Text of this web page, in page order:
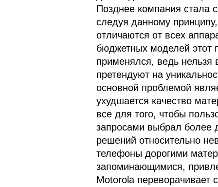
Позднее компания стала
следуя данному
отличаются от всех
бюджетных моделей этот
применялся, ведь нельзя
претендуют на
основной проблемой
ухудшается качество
все для того, чтобы
запросами выбрал более
решений относительно
телефоны дорогими
запоминающимися,
Motorola